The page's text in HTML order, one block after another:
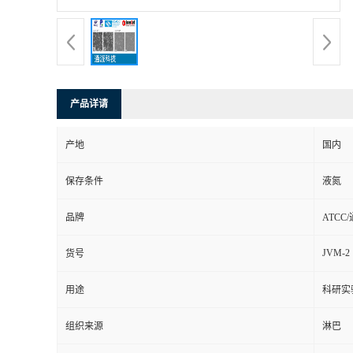
产品详请
产地 国内
保存条件 液氮
品牌 ATCC/
货号 JVM-2
用途 科研实
组织来源 淋巴